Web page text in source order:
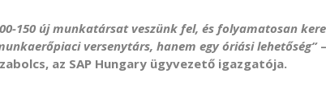
150 új munkatársat veszünk fel, és folyamatosan
versenytárs, hanem egy óriási lehetőség”
az SAP Hungary ügyvezető igazgatója.